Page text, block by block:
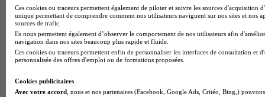
IUT de Troyes
Licence pro - Mention métiers de l'aménagement du territoire
et de l'urbanisme
3.7
7 avis
Ces cookies ou traceurs permettent également de piloter et suivre les sources d'acquisition
unique permettant de comprendre comment nos utilisateurs naviguent sur nos sites et nos
sources de trafic.
Ils nous permettent également d’observer le comportement de nos utilisateurs afin
navigation dans nos sites beaucoup plus rapide et fluide.
Ces cookies ou traceurs permettent enfin de personnaliser les interfaces de consultation et
personnalisée des offres d'emploi ou de formations proposées.
Cookies publicitaires
Avec votre accord , nous et nos partenaires (Facebook, Google Ads, Critéo, Bing,)